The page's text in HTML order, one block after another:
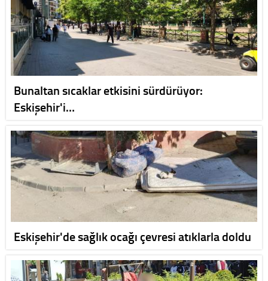
Bunaltan sıcaklar etkisini sürdürüyor:
Eskişehir'i…
Eskişehir'de sağlık ocağı çevresi atıklarla doldu